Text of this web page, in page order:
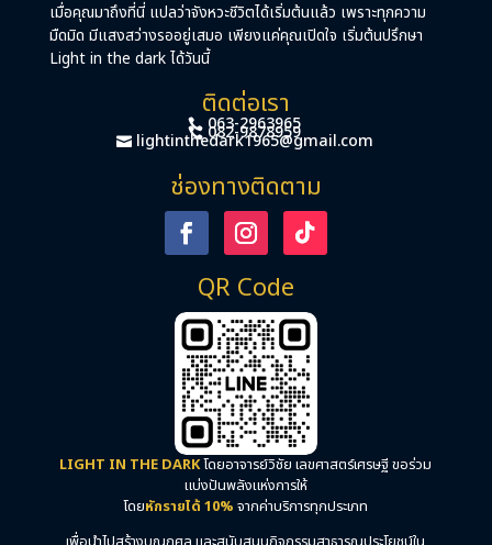
เมื่อคุณมาถึงที่นี่ แปลว่าจังหวะชีวิตได้เริ่มต้นแล้ว เพราะทุกความ
มืดมิด มีแสงสว่างรออยู่เสมอ เพียงแค่คุณเปิดใจ เริ่มต้นปรึกษา
Light in the dark ได้วันนี้
ติดต่อเรา
063-2963965
082-9878959
lightinthedark1965@gmail.com
ช่องทางติดตาม
QR Code
LIGHT IN THE DARKโดยอาจารย์วิชัย เลขศาสตร์เศรษฐี ขอร่วม
แบ่งปันพลังแห่งการให้
โดยหักรายได้ 10% จากค่าบริการทุกประเภท